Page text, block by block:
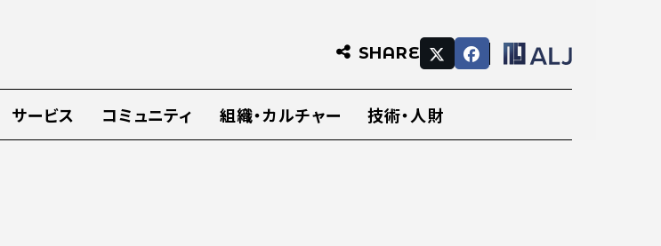
SHARE
サービス コミュニティ 組織・カルチャー 技術・人財